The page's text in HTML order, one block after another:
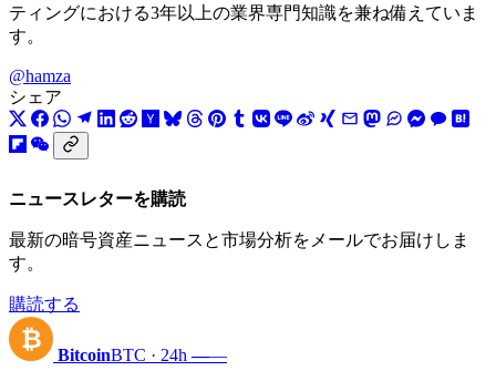
ティングにおける3年以上の業界専門知識を兼ね備えていま
す。
@hamza
シェア
ニュースレターを購読
最新の暗号資産ニュースと市場分析をメールでお届けしま
す。
購読する
₿
BitcoinBTC · 24h ——